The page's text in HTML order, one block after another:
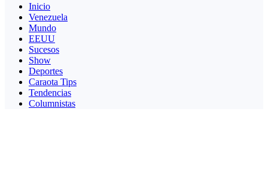
Inicio
Venezuela
Mundo
EEUU
Sucesos
Show
Deportes
Caraota Tips
Tendencias
Columnistas